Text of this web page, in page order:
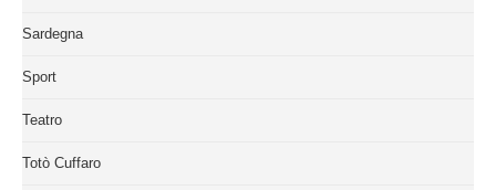
Sardegna
Sport
Teatro
Totò Cuffaro